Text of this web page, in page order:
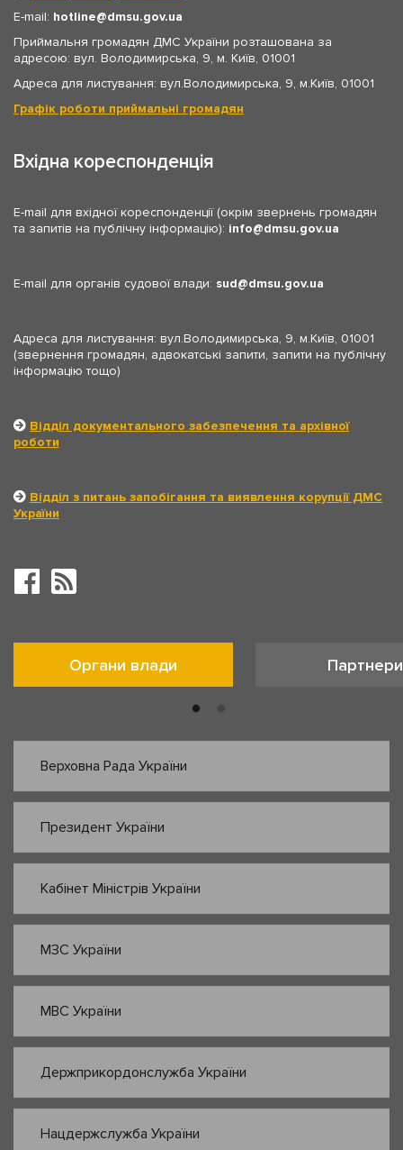
E-mail: hotline
dmsu.gov.ua
Приймальня громадян ДМС України розташована за
адресою: вул. Володимирська, 9, м. Київ, 01001
Адреса для листування: вул.Володимирська, 9, м.Київ, 01001
Графік роботи приймальні громадян
Вхідна кореспонденція
E-mail для вхідної кореспонденції (окрім звернень громадян
та запитів на публічну інформацію): info dmsu.gov.ua
E-mail для органів судової влади: sud dmsu.gov.ua
Адреса для листування: вул.Володимирська, 9, м.Київ, 01001
(звернення громадян, адвокатські запити, запити на публічну
інформацію тощо)
Відділ документального забезпечення та архівної
роботи
Відділ з питань запобігання та виявлення корупції ДМС
України
Органи влади Партнери
Верховна Рада України
Президент України
Кабінет Міністрів України
МЗС України
МВС України
Держприкордонслужба України
Нацдержслужба України